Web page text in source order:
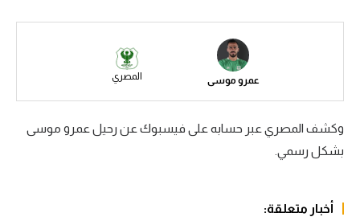
سعودي في الجول
القسم الثاني
أمم إفريقيا
عمرو موسى المصري
وكشف المصري عبر حسابه على فيسبوك عن رحيل عمرو موسى
بشكل رسمي.
أخبار متعلقة: